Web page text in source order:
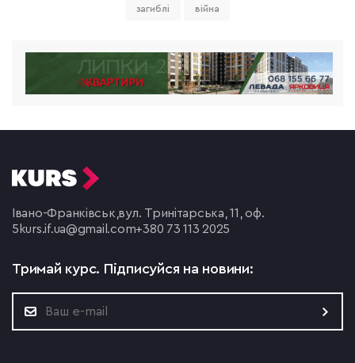
загиблі війна
Івано-Франківськ,вул. Тринітарська, 11, оф.
5 kurs.if.ua@gmail.com+380 73 113 2025
Тримай курс. Підписуйся на новини: